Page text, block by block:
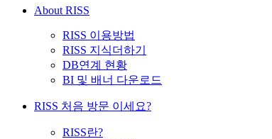
About RISS
RISS 이용방법
RISS 지식더하기
DB연계 현황
BI 및 배너 다운로드
RISS 처음 방문 이세요?
RISS란?